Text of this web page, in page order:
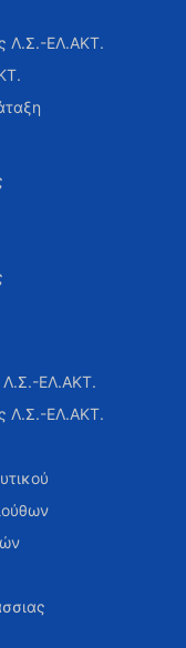
Λ.Σ.-ΕΛ.ΑΚΤ.
Λ.Σ.-ΕΛ.ΑΚΤ.
Λ.Σ.-ΕΛ.ΑΚΤ.